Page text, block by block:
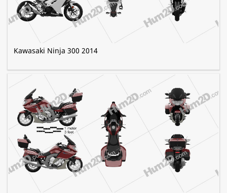
Kawasaki Ninja 300 2014